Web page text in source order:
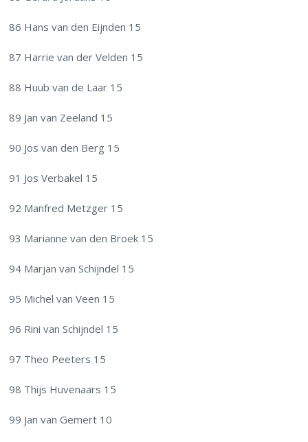
86 Hans van den Eijnden 15
87 Harrie van der Velden 15
88 Huub van de Laar 15
89 Jan van Zeeland 15
90 Jos van den Berg 15
91 Jos Verbakel 15
92 Manfred Metzger 15
93 Marianne van den Broek 15
94 Marjan van Schijndel 15
95 Michel van Veen 15
96 Rini van Schijndel 15
97 Theo Peeters 15
98 Thijs Huvenaars 15
99 Jan van Gemert 10